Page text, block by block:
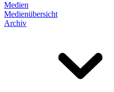
Medien
Medienübersicht
Archiv